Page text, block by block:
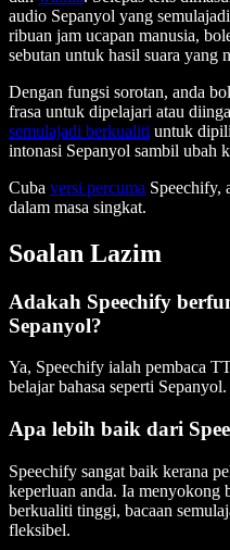
audio Sepanyol yang
ribuan jam ucapan manusia,
sebutan untuk hasil suara yang
Dengan fungsi sorotan, anda
frasa untuk dipelajari atau
semulajadi berkualiti untuk
intonasi Sepanyol sambil ubah
Cuba versi percuma Speechify,
dalam masa singkat.
Soalan Lazim
Adakah Speechify
Sepanyol?
Ya, Speechify ialah pembaca
belajar bahasa seperti Sepanyol.
Apa lebih baik dari
Speechify sangat baik kerana
keperluan anda. Ia menyokong
berkualiti tinggi, bacaan
fleksibel.